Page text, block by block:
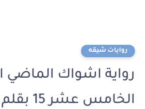
روايات شيقه
رواية اشواك
الخامس